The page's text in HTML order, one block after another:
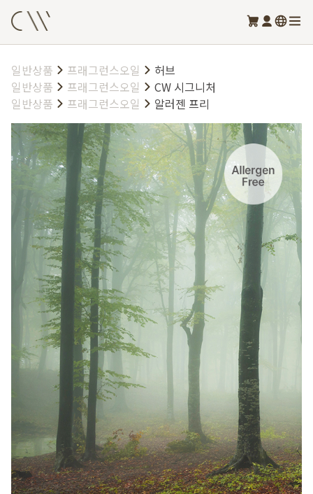
일반상품 프래그런스오일
허브
일반상품
프래그런스오일
CW 시그니처
일반상품
프래그런스오일 알러젠 프리